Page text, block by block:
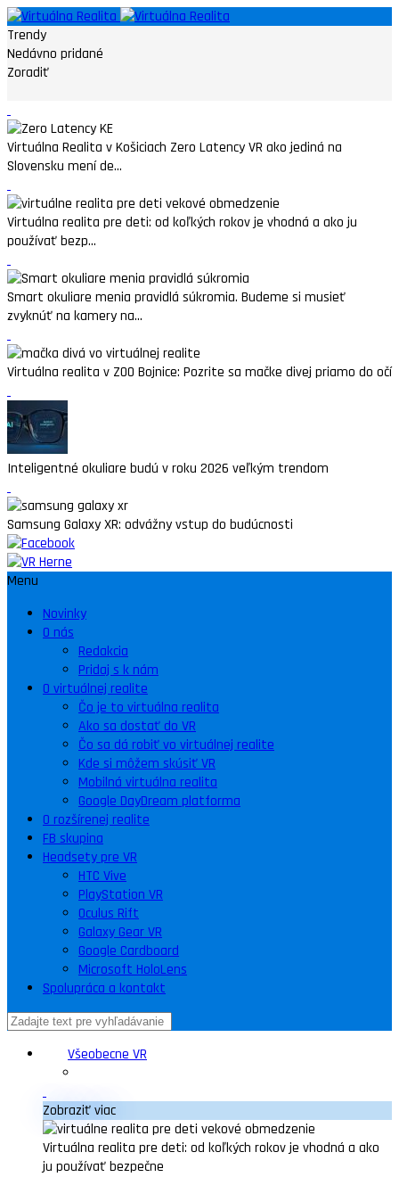
Trendy
Nedávno pridané
Zoradiť
Virtuálna Realita v Košiciach Zero Latency VR ako jediná na
Slovensku mení de...
Virtuálna realita pre deti: od koľkých rokov je vhodná a ako ju
používať bezp...
Smart okuliare menia pravidlá súkromia. Budeme si musieť
zvyknúť na kamery na...
Virtuálna realita v ZOO Bojnice: Pozrite sa mačke divej priamo do očí
Inteligentné okuliare budú v roku 2026 veľkým trendom
Samsung Galaxy XR: odvážny vstup do budúcnosti
Menu
Novinky
O nás
Redakcia
Pridaj s k nám
O virtuálnej realite
Čo je to virtuálna realita
Ako sa dostať do VR
Čo sa dá robiť vo virtuálnej realite
Kde si môžem skúsiť VR
Mobilná virtuálna realita
Google DayDream platforma
O rozšírenej realite
FB skupina
Headsety pre VR
HTC Vive
PlayStation VR
Oculus Rift
Galaxy Gear VR
Google Cardboard
Microsoft HoloLens
Spolupráca a kontakt
Všeobecne VR
Zobraziť viac
Virtuálna realita pre deti: od koľkých rokov je vhodná a ako
ju používať bezpečne